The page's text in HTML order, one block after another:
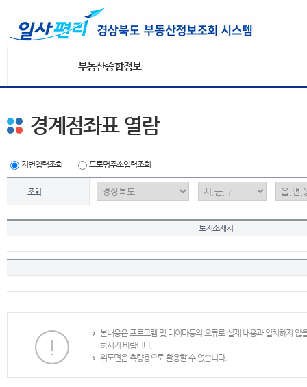
부동산종합정보
경계점좌표 열람
지번입력조회 도로명주소입력조회
조회
토지소재지
본내용은 프로그램 및 데이타등의 오류로 실제 내용과 일치하지
하시기 바랍니다.
위도면은 측량용으로 활용할 수 없습니다.